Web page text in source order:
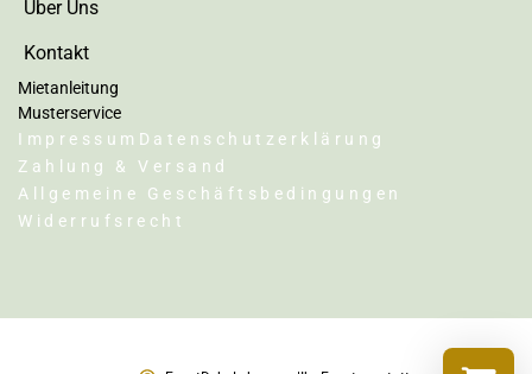
Über Uns
Kontakt
Mietanleitung
Musterservice
Impressum Datenschutzerklärung
Zahlung & Versand
Allgemeine Geschäftsbedingungen
Widerrufsrecht